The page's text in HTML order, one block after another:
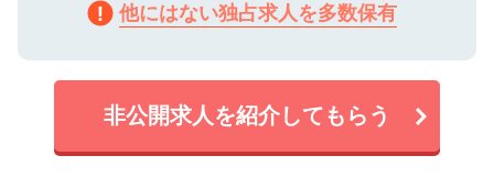
他にはない独占求人を多数保有
非公開求人を紹介してもらう